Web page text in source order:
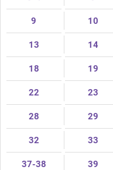
9 10
13 14
18 19
22 23
28 29
32 33
37-38 39